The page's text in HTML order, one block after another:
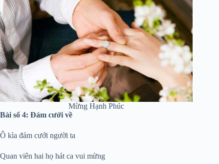
Mừng Hạnh Phúc
Bài số 4: Đám cưới về
Ô kìa đám cưới người ta
Quan viên hai họ hát ca vui mừng